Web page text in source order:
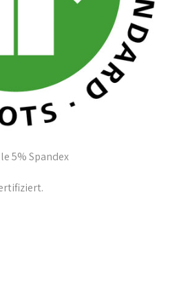
5% Spandex